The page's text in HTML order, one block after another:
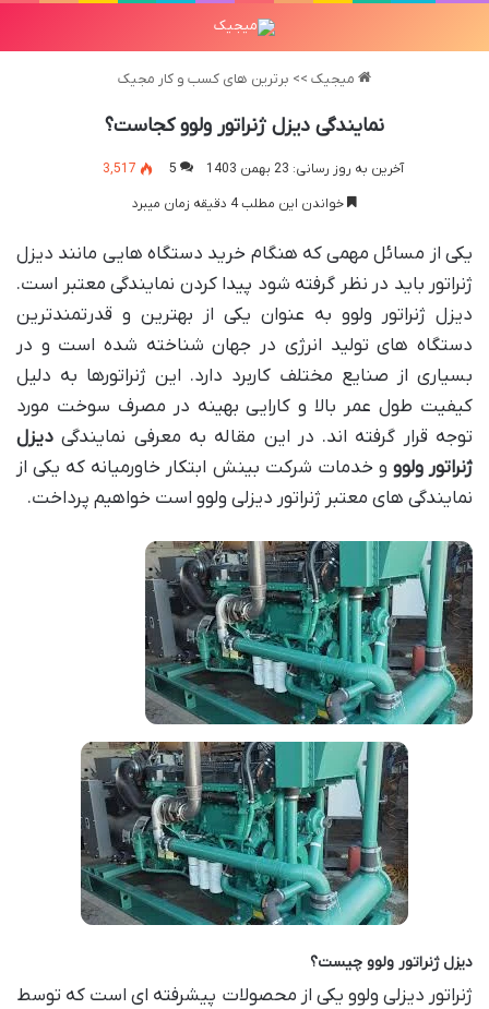
میجیک >> برترین های کسب و کار مجیک
نمایندگی دیزل ژنراتور ولوو کجاست؟
آخرین به روز رسانی: 23 بهمن 1403 5
3,517
خواندن این مطلب 4 دقیقه زمان میبرد
یکی از مسائل مهمی که هنگام خرید دستگاه هایی مانند دیزل
ژنراتور باید در نظر گرفته شود پیدا کردن نمایندگی معتبر است.
دیزل ژنراتور ولوو به عنوان یکی از بهترین و قدرتمندترین
دستگاه های تولید انرژی در جهان شناخته شده است و در
بسیاری از صنایع مختلف کاربرد دارد. این ژنراتورها به دلیل
کیفیت طول عمر بالا و کارایی بهینه در مصرف سوخت مورد
توجه قرار گرفته اند. در این مقاله به معرفی نمایندگی دیزل
ژنراتور ولوو و خدمات شرکت بینش ابتکار خاورمیانه که یکی از
نمایندگی های معتبر ژنراتور دیزلی ولوو است خواهیم پرداخت.
دیزل ژنراتور ولوو چیست؟
ژنراتور دیزلی ولوو یکی از محصولات پیشرفته ای است که توسط